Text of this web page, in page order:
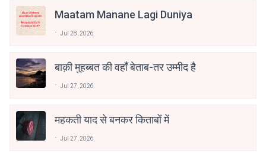
Maatam Manane Lagi Duniya
Jul 28, 2026
बाक़ी मुहब्बत की वहाँ बेताब-तर उम्मीद है
Jul 27, 2026
महकती याद से बनकर किताबों में
Jul 27, 2026